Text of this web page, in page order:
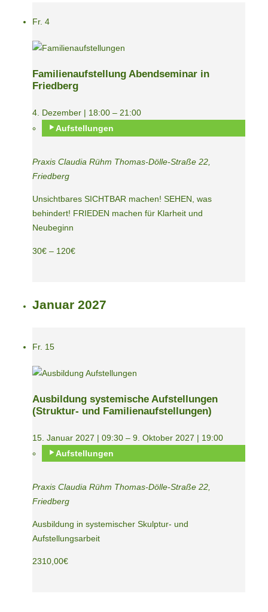
Fr. 4
Familienaufstellung Abendseminar in
Friedberg
4. Dezember | 18:00 – 21:00
Aufstellungen
Praxis Claudia Rühm Thomas-Dölle-Straße 22,
Friedberg
Unsichtbares SICHTBAR machen! SEHEN, was
behindert! FRIEDEN machen für Klarheit und
Neubeginn
30€ – 120€
Januar 2027
Fr. 15
Ausbildung systemische Aufstellungen
(Struktur- und Familienaufstellungen)
15. Januar 2027 | 09:30 – 9. Oktober 2027 | 19:00
Aufstellungen
Praxis Claudia Rühm Thomas-Dölle-Straße 22,
Friedberg
Ausbildung in systemischer Skulptur- und
Aufstellungsarbeit
2310,00€